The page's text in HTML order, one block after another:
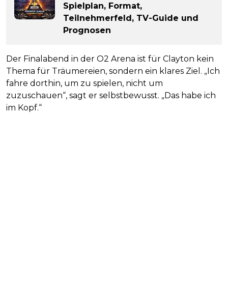
Spielplan, Format,
Teilnehmerfeld, TV-Guide und
Prognosen
Der Finalabend in der O2 Arena ist für Clayton kein
Thema für Träumereien, sondern ein klares Ziel. „Ich
fahre dorthin, um zu spielen, nicht um
zuzuschauen“, sagt er selbstbewusst. „Das habe ich
im Kopf.“